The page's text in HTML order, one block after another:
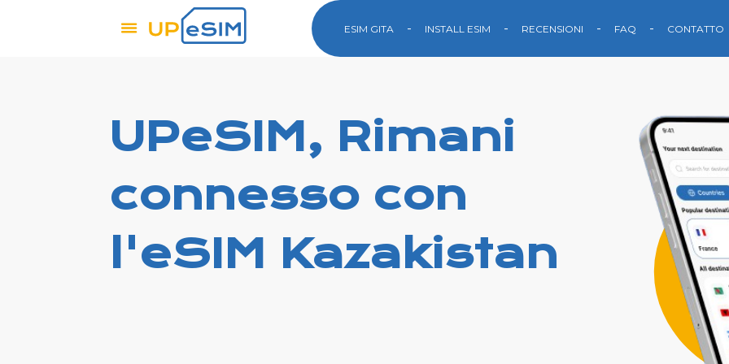
ESIM GITA INSTALL ESIM RECENSIONI FAQ CONTATTO
UPeSIM, Rimani
connesso con
l'eSIM Kazakistan